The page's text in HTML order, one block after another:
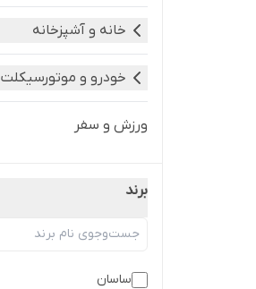
خانه و آشپزخانه
خودرو و موتورسیکلت
ورزش و سفر
برند
ساسان